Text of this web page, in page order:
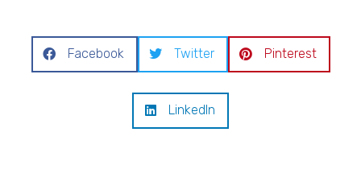
Facebook Twitter Pinterest
LinkedIn